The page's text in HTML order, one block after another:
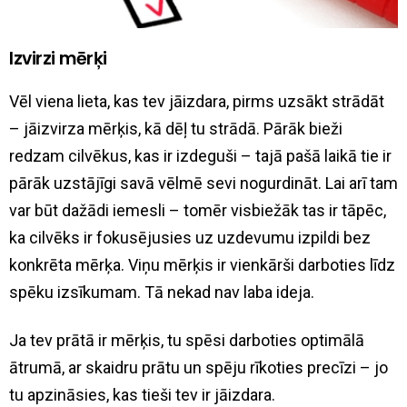
Izvirzi mērķi
Vēl viena lieta, kas tev jāizdara, pirms uzsākt strādāt
– jāizvirza mērķis, kā dēļ tu strādā. Pārāk bieži
redzam cilvēkus, kas ir izdeguši – tajā pašā laikā tie ir
pārāk uzstājīgi savā vēlmē sevi nogurdināt. Lai arī tam
var būt dažādi iemesli – tomēr visbiežāk tas ir tāpēc,
ka cilvēks ir fokusējusies uz uzdevumu izpildi bez
konkrēta mērķa. Viņu mērķis ir vienkārši darboties līdz
spēku izsīkumam. Tā nekad nav laba ideja.
Ja tev prātā ir mērķis, tu spēsi darboties optimālā
ātrumā, ar skaidru prātu un spēju rīkoties precīzi – jo
tu apzināsies, kas tieši tev ir jāizdara.